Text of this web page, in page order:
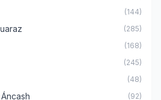
(144)
(285)
(168)
(245)
(48)
(92)